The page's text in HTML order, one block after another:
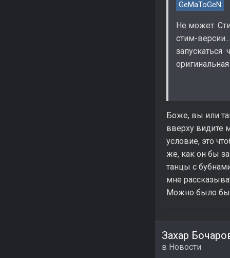
GeMaToGeN
Не может.
стим-
запускаться
Боже, вы или
вверху видите
условие, это
же, как он бы
танцы с
мне
Можно было бы
Захар
в Новости